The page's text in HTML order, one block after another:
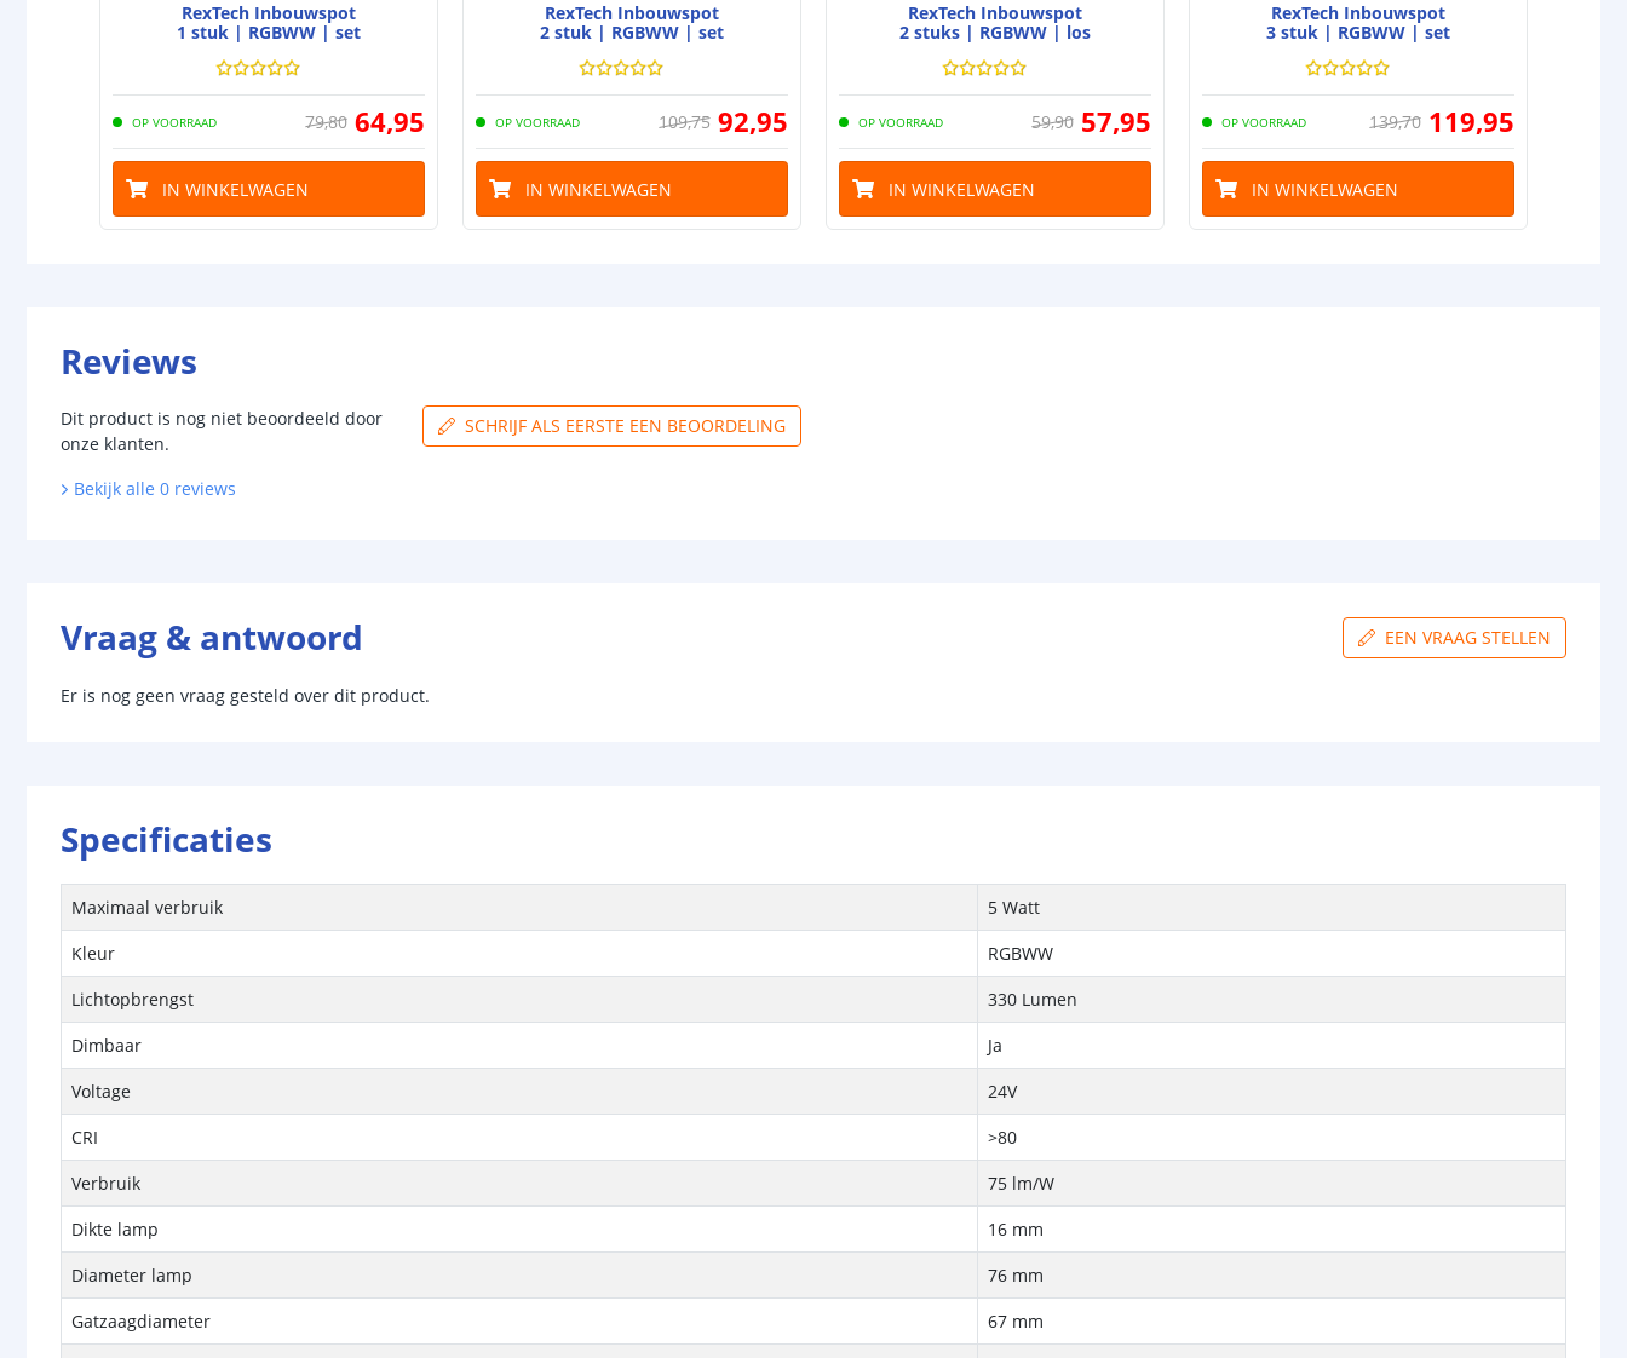
RexTech Inbouwspot
1 stuk | RGBWW | set
OP VOORRAAD 79,80 64,95
IN WINKELWAGEN
RexTech Inbouwspot
2 stuk | RGBWW | set
OP VOORRAAD 109,75 92,95
IN WINKELWAGEN
RexTech Inbouwspot
2 stuks | RGBWW | los
OP VOORRAAD 59,90 57,95
IN WINKELWAGEN
RexTech Inbouwspot
3 stuk | RGBWW | set
OP VOORRAAD 139,70 119,95
IN WINKELWAGEN
Reviews
Dit product is nog niet beoordeeld door
onze klanten.
SCHRIJF ALS EERSTE EEN BEOORDELING
Bekijk alle 0 reviews
Vraag & antwoord EEN VRAAG STELLEN
Er is nog geen vraag gesteld over dit product.
Specificaties
Maximaal verbruik
5 Watt
Kleur
RGBWW
Lichtopbrengst
330 Lumen
Dimbaar
Ja
Voltage
24V
CRI
>80
Verbruik
75 lm/W
Dikte lamp
16 mm
Diameter lamp
76 mm
Gatzaagdiameter
67 mm